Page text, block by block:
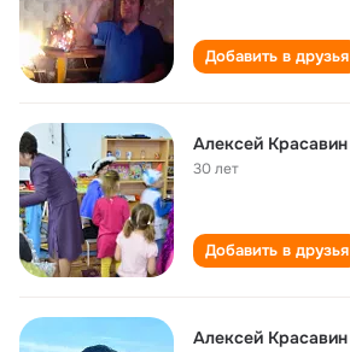
Добавить в друзья
Алексей Красавин
30 лет
Добавить в друзья
Алексей Красавин